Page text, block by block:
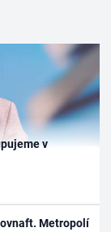
v
Metropolí